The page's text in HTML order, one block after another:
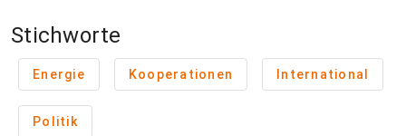
Stichworte
Energie Kooperationen International
Politik